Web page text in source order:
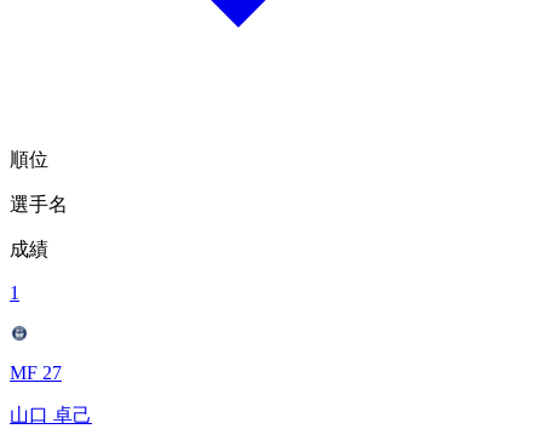
順位
選手名
成績
1
MF 27
山口 卓己